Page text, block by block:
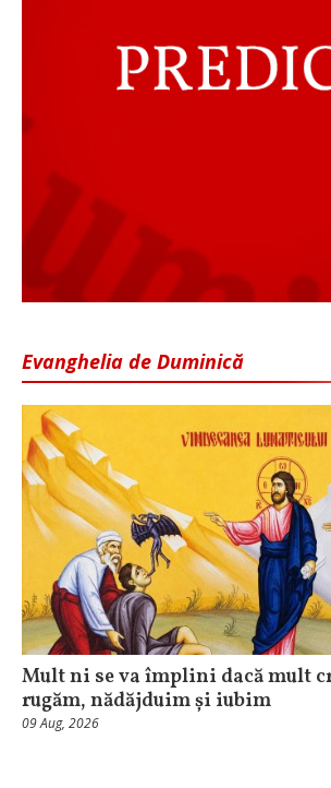
Evanghelia de Duminică
Mult ni se va împlini dacă mult
rugăm, nădăjduim și iubim
09 Aug, 2026